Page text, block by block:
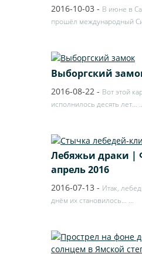
2016-10-03 - В июне в
прошёл международный
Выборгский
2016-08-22 - Вот этой
исполнилось десять лет…
Лебяжьи драки |
апрель 2016
2016-07-13 - Итак,
днём их становилось… …